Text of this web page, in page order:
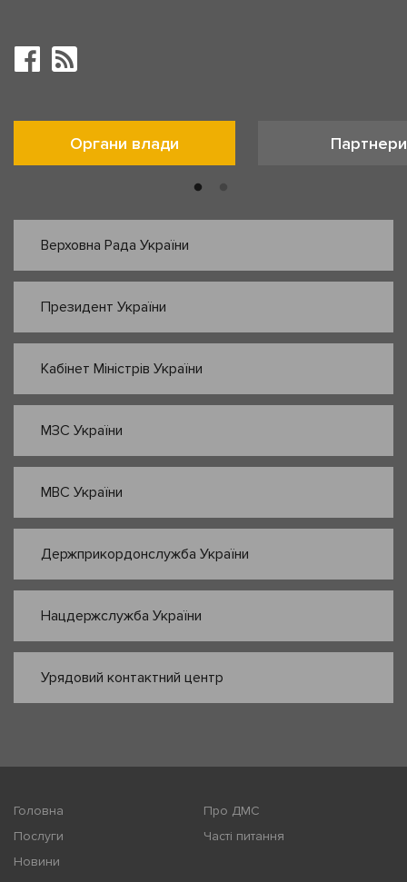
Органи влади Партнери
Верховна Рада України
Президент України
Кабінет Міністрів України
МЗС України
МВС України
Держприкордонслужба України
Нацдержслужба України
Урядовий контактний центр
Головна
Про ДМС
Послуги
Часті питання
Новини